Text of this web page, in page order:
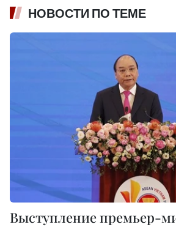
НОВОСТИ ПО ТЕМЕ
Выступление премьер-